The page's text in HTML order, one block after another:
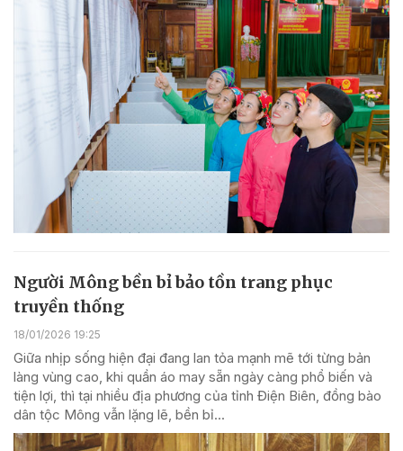
Người Mông bền bỉ bảo tồn trang phục
truyền thống
18/01/2026 19:25
Giữa nhịp sống hiện đại đang lan tỏa mạnh mẽ tới từng bản
làng vùng cao, khi quần áo may sẵn ngày càng phổ biến và
tiện lợi, thì tại nhiều địa phương của tỉnh Điện Biên, đồng bào
dân tộc Mông vẫn lặng lẽ, bền bỉ...